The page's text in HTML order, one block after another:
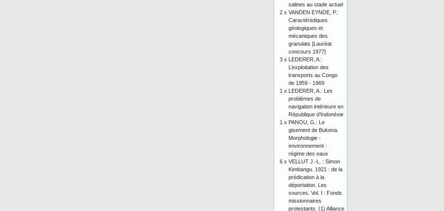
salines au stade actuel
2 x VANDEN EYNDE, P.:
Caractéristiques
géologiques et
mécaniques des
granulats [Lauréat
concours 1977]
3 x LEDERER, A.:
L’exploitation des
transports au Congo
de 1959 - 1969
1 x LEDERER, A.: Les
problèmes de
navigation intérieure en
République d’Indonésie
1 x PANOU, G.: Le
gisement de Bukena.
Morphologie -
environnement -
régime des eaux
6 x VELLUT J.-L. : Simon
Kimbangu. 1921 : de la
prédication à la
déportation. Les
sources. Vol. I : Fonds
missionnaires
protestants. (1) Alliance